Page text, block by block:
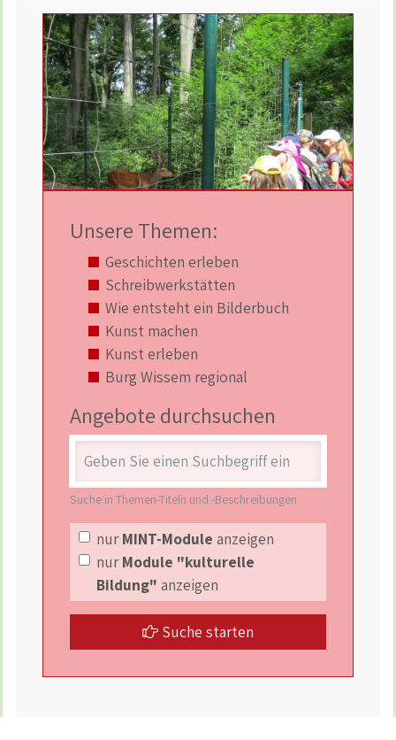
Unsere Themen:
Geschichten erleben
Schreibwerkstätten
Wie entsteht ein Bilderbuch
Kunst machen
Kunst erleben
Burg Wissem regional
Angebote durchsuchen
Stichwort
Suche in Themen-Titeln und -Beschreibungen
nurMINT-Module anzeigen
nurModule "kulturelle
Bildung" anzeigen
Suche starten